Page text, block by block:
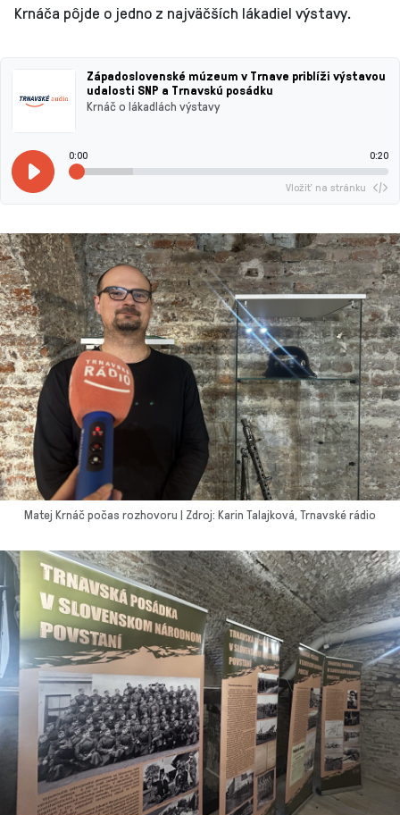
Krnáča pôjde o jedno z najväčších lákadiel výstavy.
Západoslovenské múzeum v Trnave priblíži výstavou
udalosti SNP a Trnavskú posádku
Krnáč o lákadlách výstavy
0:00 0:20
Vložiť na stránku
Matej Krnáč počas rozhovoru | Zdroj: Karin Talajková, Trnavské rádio